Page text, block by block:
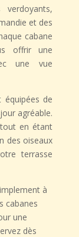
et des
cabane
offrir une
une vue
de
agréable.
en étant
des oiseaux
terrasse
à
cabanes
une
dès